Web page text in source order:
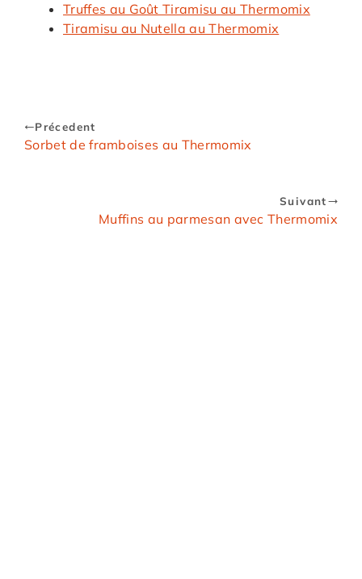
Truffes au Goût Tiramisu au Thermomix
Tiramisu au Nutella au Thermomix
Précedent
Sorbet de framboises au Thermomix
Suivant
Muffins au parmesan avec Thermomix